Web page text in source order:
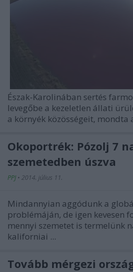
Észak-Karolinában sertés
levegőbe a kezeletlen állati
a környék közösségeit, mondta
Ökoportrék: Pózolj 7
szemetedben úszva
PPJ • 2014. július 11.
Mindannyian aggódunk a
problémáján, de igen kevesen
mennyi szemetet is termelünk
kaliforniai ...
Tovább mérgezi